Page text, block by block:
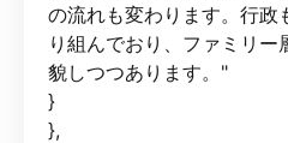
の流れも変わります。行政
り組んでおり、ファミリ
貌しつつあります。"
}
},